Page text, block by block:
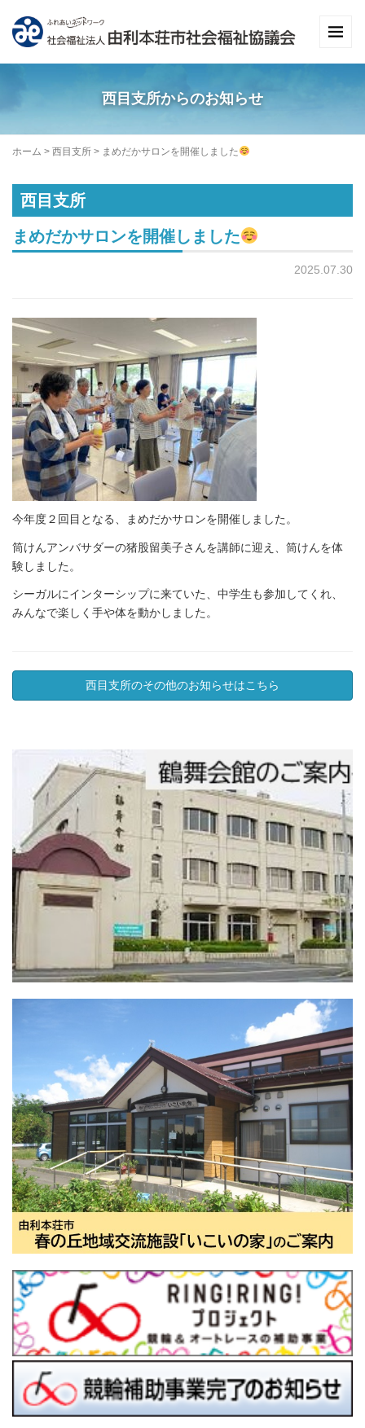
西目支所からのお知らせ
ホーム > 西目支所 > まめだかサロンを開催しました
西目支所
まめだかサロンを開催しました
2025.07.30
今年度２回目となる、まめだかサロンを開催しました。
筒けんアンバサダーの猪股留美子さんを講師に迎え、筒けんを体
験しました。
シーガルにインターシップに来ていた、中学生も参加してくれ、
みんなで楽しく手や体を動かしました。
西目支所のその他のお知らせはこちら